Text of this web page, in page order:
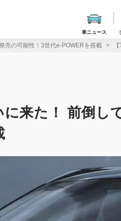
車ニュース
売の可能性！3世代e-POWERを搭載
来た！ 前倒し